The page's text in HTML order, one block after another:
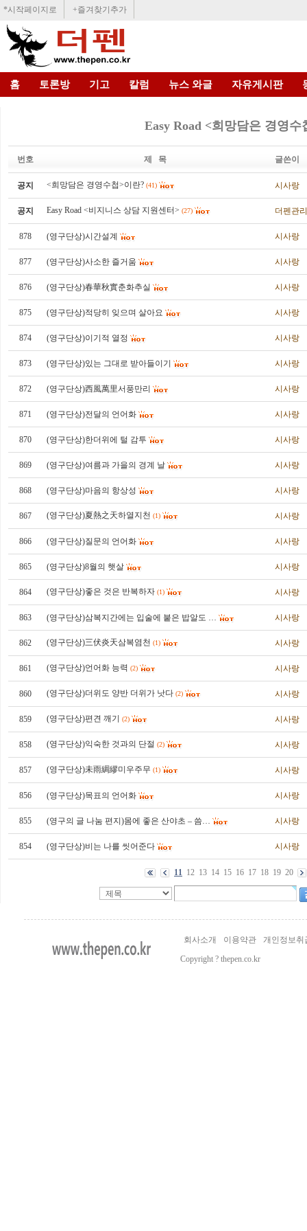
*시작페이지로 +즐겨찾기추가
홈 토론방 기고 칼럼 뉴스 와글 자유게시판
Easy Road <희망담은 경영
번호 제 목 글쓴이
공지 <희망담은 경영수첩>이란? (41) 시사랑
공지 Easy Road <비지니스 상담 지원센터> (27) 더펜관
878 (영구단상)시간설계 시사랑
877 (영구단상)사소한 즐거움 시사랑
876 (영구단상)春華秋實춘화추실 시사랑
875 (영구단상)적당히 잊으며 살아요 시사랑
874 (영구단상)이기적 열정 시사랑
873 (영구단상)있는 그대로 받아들이기 시사랑
872 (영구단상)西風萬里서풍만리 시사랑
871 (영구단상)전달의 언어화 시사랑
870 (영구단상)한더위에 털 감투 시사랑
869 (영구단상)여름과 가을의 경계 날 시사랑
868 (영구단상)마음의 항상성 시사랑
867 (영구단상)夏熱之天하열지천 (1) 시사랑
866 (영구단상)질문의 언어화 시사랑
865 (영구단상)8월의 햇살 시사랑
864 (영구단상)좋은 것은 반복하자 (1) 시사랑
863 (영구단상)삼복지간에는 입술에 붙은 밥알도 … 시사랑
862 (영구단상)三伏炎天삼복염천 (1) 시사랑
861 (영구단상)언어화 능력 (2) 시사랑
860 (영구단상)더위도 양반 더위가 낫다 (2) 시사랑
859 (영구단상)편견 깨기 (2) 시사랑
858 (영구단상)익숙한 것과의 단절 (2) 시사랑
857 (영구단상)未雨綢繆미우주무 (1) 시사랑
856 (영구단상)목표의 언어화 시사랑
855 (영구의 글 나눔 편지)몸에 좋은 산야초 – 씀… 시사랑
854 (영구단상)비는 나를 씻어준다 시사랑
11 12 13 14 15 16 17 18 19 20
회사소개 이용약관
개인정보취
Copyright ? thepen.co.kr